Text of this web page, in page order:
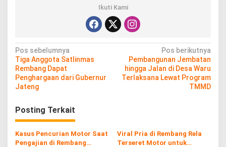
Ikuti Kami
N
a
v
g
a
s
Pos sebelumnya
Tiga Anggota Satlinmas
Rembang Dapat
Penghargaan dari Gubernur
Jateng
Pos berikutnya
Pembangunan Jembatan
hingga Jalan di Desa Waru
Terlaksana Lewat Program
TMMD
Posting Terkait
Kasus Pencurian Motor Saat
Pengajian di Rembang
Viral Pria di Rembang Rela
Terseret Motor untuk